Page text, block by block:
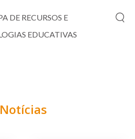
DE RECURSOS E
EDUCATIVAS
Notícias